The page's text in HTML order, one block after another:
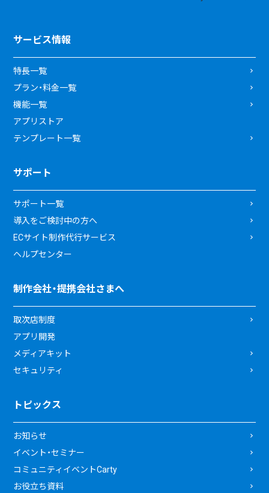
サービス情報
特長一覧
プラン・料金一覧
機能一覧
アプリストア
テンプレート一覧
サポート
サポート一覧
導入をご検討中の方へ
ECサイト制作代行サービス
ヘルプセンター
制作会社・提携会社さまへ
取次店制度
アプリ開発
メディアキット
セキュリティ
トピックス
お知らせ
イベント・セミナー
コミュニティイベントCarty
お役立ち資料